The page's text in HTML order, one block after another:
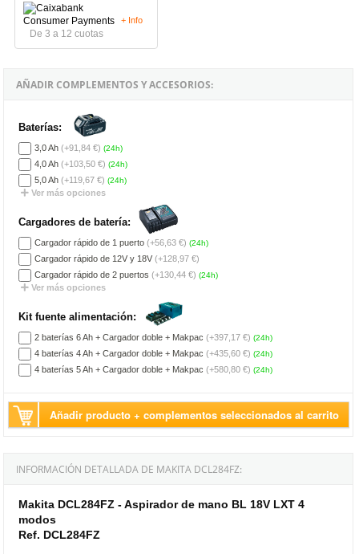
De 3 a 12 cuotas
+ Info
AÑADIR COMPLEMENTOS Y ACCESORIOS:
Baterías:
3,0 Ah (+91,84 €) (24h)
4,0 Ah (+103,50 €) (24h)
5,0 Ah (+119,67 €) (24h)
Ver más opciones
Cargadores de batería:
Cargador rápido de 1 puerto (+56,63 €) (24h)
Cargador rápido de 12V y 18V (+128,97 €)
Cargador rápido de 2 puertos (+130,44 €) (24h)
Ver más opciones
Kit fuente alimentación:
2 baterías 6 Ah + Cargador doble + Makpac (+397,17 €) (24h)
4 baterías 4 Ah + Cargador doble + Makpac (+435,60 €) (24h)
4 baterías 5 Ah + Cargador doble + Makpac (+580,80 €) (24h)
Añadir producto + complementos seleccionados al carrito
INFORMACIÓN DETALLADA DE MAKITA DCL284FZ:
Makita DCL284FZ - Aspirador de mano BL 18V LXT 4
modos
Ref. DCL284FZ